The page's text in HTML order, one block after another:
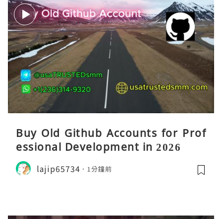
Buy Old Github Accounts for Prof
essional Development in 2026
lajip65734 1分鐘前